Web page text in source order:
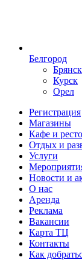
Белгород
Брянск
Курск
Орел
Регистрация
Магазины
Кафе и
Отдых и
Услуги
Новости и
О нас
Аренда
Реклама
Вакансии
Карта ТЦ
Контакты
Как